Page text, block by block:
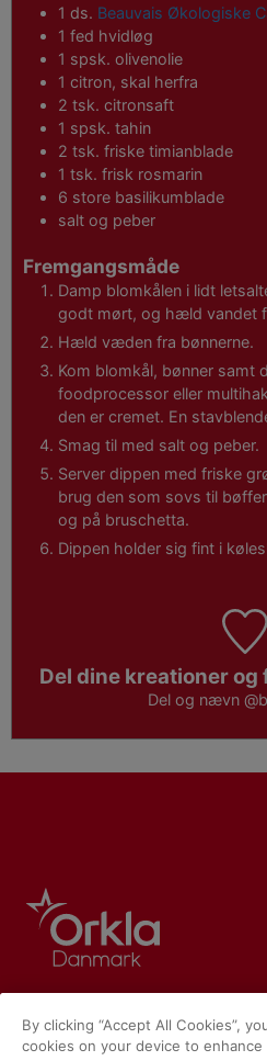
1 ds. Beauvais Økologiske
1 fed hvidløg
1 spsk. olivenolie
1 citron, skal herfra
2 tsk. citronsaft
1 spsk. tahin
2 tsk. friske timianblade
1 tsk. frisk rosmarin
6 store basilikumblade
salt og peber
Fremgangsmåde
Damp blomkålen i lidt
godt mørt, og hæld vandet
Hæld væden fra bønnerne.
Kom blomkål, bønner samt
foodprocessor eller
den er cremet. En
Smag til med salt og peber.
Server dippen med friske
brug den som sovs til
og på bruschetta.
Dippen holder sig fint i
Del dine kreationer
Del og nævn
By clicking “Accept All Cookies”,
cookies on your device to enhance